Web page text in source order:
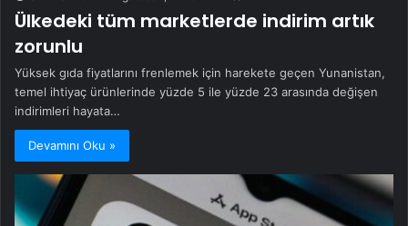
Ülkedeki tüm marketlerde indirim artık
zorunlu
Yüksek gıda fiyatlarını frenlemek için harekete geçen Yunanistan,
temel ihtiyaç ürünlerinde yüzde 5 ile yüzde 23 arasında değişen
indirimleri hayata…
Devamını Oku »